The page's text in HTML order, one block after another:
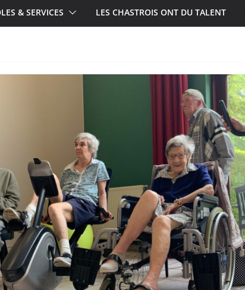
& SERVICES LES CHASTROIS ONT DU TALENT